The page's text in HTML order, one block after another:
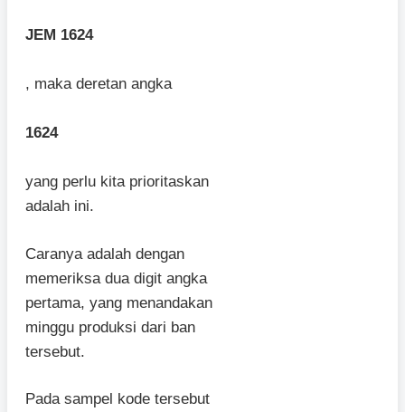
JEM 1624
, maka deretan angka
1624
yang perlu kita prioritaskan
adalah ini.
Caranya adalah dengan
memeriksa dua digit angka
pertama, yang menandakan
minggu produksi dari ban
tersebut.
Pada sampel kode tersebut